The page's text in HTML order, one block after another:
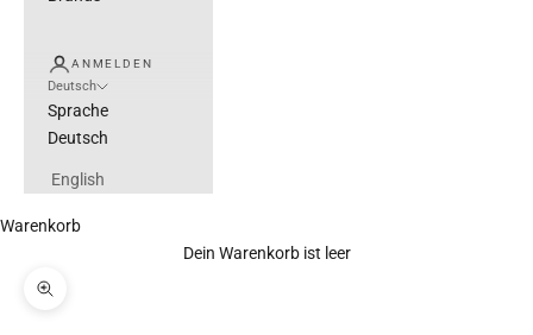
ANMELDEN
Deutsch
Sprache
Deutsch
English
Warenkorb
Dein Warenkorb ist leer
Bild vergrößern